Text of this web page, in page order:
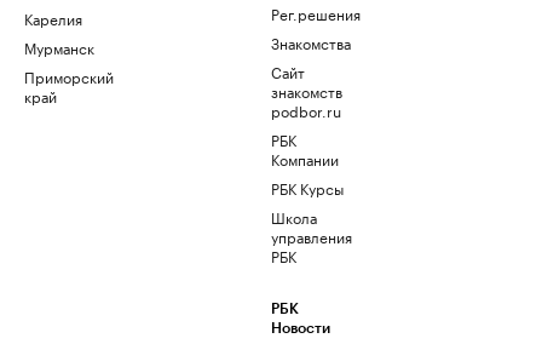
Карелия
Мурманск
Приморский
край
Рег.решения
Знакомства
Сайт
знакомств
podbor.ru
РБК
Компании
РБК Курсы
Школа
управления
РБК
РБК
Новости